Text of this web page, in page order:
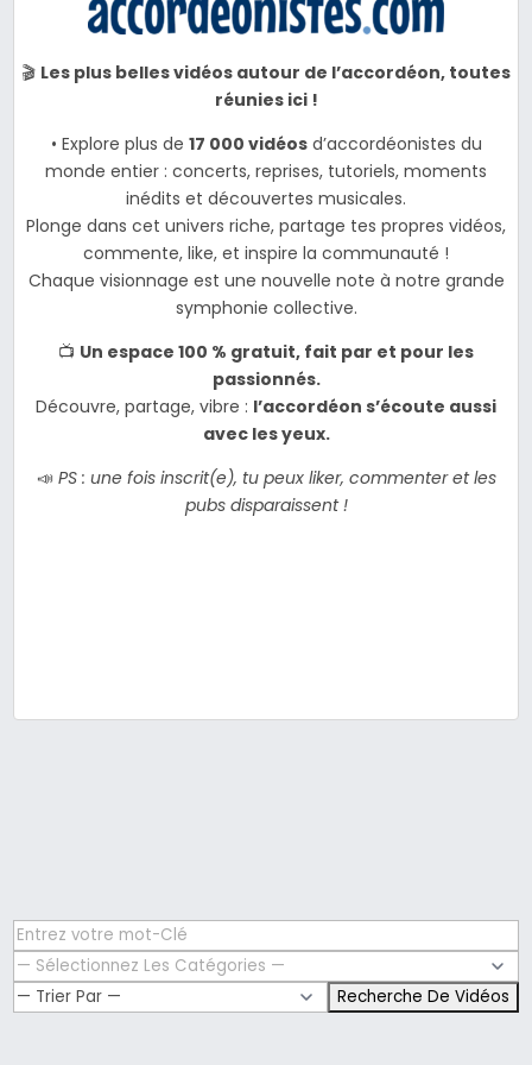
🎬 Les plus belles vidéos autour de l’accordéon, toutes
réunies ici !
• Explore plus de 17 000 vidéosd’accordéonistes du
monde entier : concerts, reprises, tutoriels, moments
inédits et découvertes musicales.
Plonge dans cet univers riche, partage tes propres vidéos,
commente, like, et inspire la communauté !
Chaque visionnage est une nouvelle note à notre grande
symphonie collective.
📺 Un espace 100 % gratuit, fait par et pour les
passionnés.
Découvre, partage, vibre : l’accordéon s’écoute aussi
avec les yeux.
📣 PS : une fois inscrit(e), tu peux liker, commenter et les
pubs disparaissent !